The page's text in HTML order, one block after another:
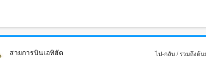
สายการบินเอทิฮัด ไป-กลับ / รวมถึงต้น